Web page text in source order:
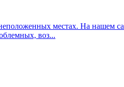
местах. На нашем
воз...